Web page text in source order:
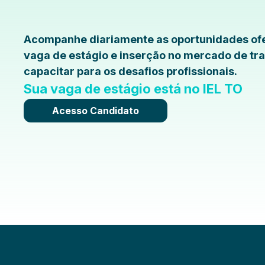
Acompanhe diariamente as oportunidades
vaga de estágio e inserção no mercado de
capacitar para os desafios profissionais.
Sua vaga de estágio está no IEL TO
Acesso Candidato